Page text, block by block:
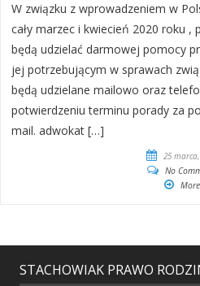
W związku z wprowadzeniem w
cały marzec i kwiecień 2020 roku ,
będą udzielać darmowej pomocy
jej potrzebującym w sprawach
będą udzielane mailowo oraz
potwierdzeniu terminu porady za
mail. adwokat […]
25
No
More
STACHOWIAK PRAWO